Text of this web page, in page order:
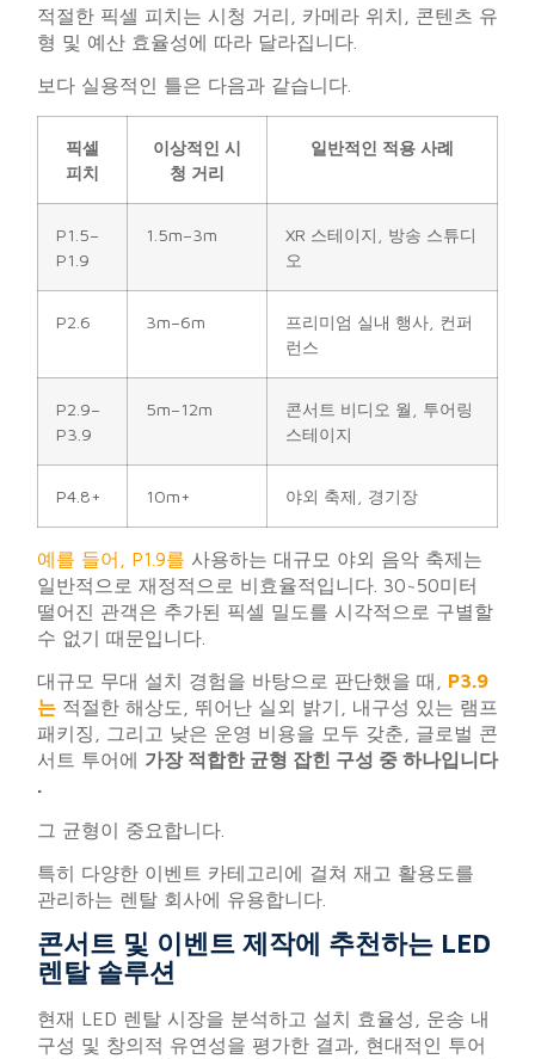
적절한 픽셀 피치는 시청 거리, 카메라 위치, 콘텐츠 유
형 및 예산 효율성에 따라 달라집니다.
보다 실용적인 틀은 다음과 같습니다.
픽셀
피치
이상적인 시
청 거리
일반적인 적용 사례
P1.5–
P1.9
1.5m–3m
XR 스테이지, 방송 스튜디
오
P2.6 3m–6m
프리미엄 실내 행사, 컨퍼
런스
P2.9–
P3.9
5m–12m
콘서트 비디오 월, 투어링
스테이지
P4.8+ 10m+ 야외 축제, 경기장
예를 들어, P1.9를 사용하는 대규모 야외 음악 축제는
일반적으로 재정적으로 비효율적입니다. 30~50미터
떨어진 관객은 추가된 픽셀 밀도를 시각적으로 구별할
수 없기 때문입니다.
대규모 무대 설치 경험을 바탕으로 판단했을 때, P3.9
는적절한 해상도, 뛰어난 실외 밝기, 내구성 있는 램프
패키징, 그리고 낮은 운영 비용을 모두 갖춘, 글로벌 콘
서트 투어에 가장 적합한 균형 잡힌 구성 중 하나입니다
.
그 균형이 중요합니다.
특히 다양한 이벤트 카테고리에 걸쳐 재고 활용도를
관리하는 렌탈 회사에 유용합니다.
콘서트 및 이벤트 제작에 추천하는 LED
렌탈 솔루션
현재 LED 렌탈 시장을 분석하고 설치 효율성, 운송 내
구성 및 창의적 유연성을 평가한 결과, 현대적인 투어